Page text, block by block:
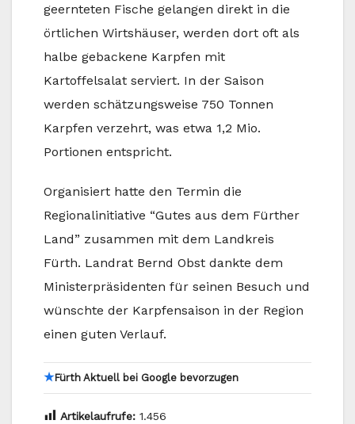
geernteten Fische gelangen direkt in die
örtlichen Wirtshäuser, werden dort oft als
halbe gebackene Karpfen mit
Kartoffelsalat serviert. In der Saison
werden schätzungsweise 750 Tonnen
Karpfen verzehrt, was etwa 1,2 Mio.
Portionen entspricht.
Organisiert hatte den Termin die
Regionalinitiative “Gutes aus dem Fürther
Land” zusammen mit dem Landkreis
Fürth. Landrat Bernd Obst dankte dem
Ministerpräsidenten für seinen Besuch und
wünschte der Karpfensaison in der Region
einen guten Verlauf.
★Fürth Aktuell bei Google bevorzugen
Artikelaufrufe: 1.456